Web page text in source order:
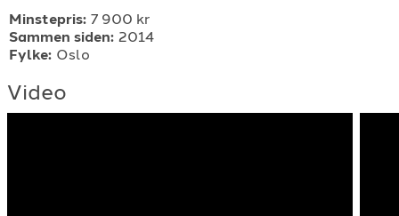
Minstepris: 7 900 kr
Sammen siden: 2014
Fylke: Oslo
Video